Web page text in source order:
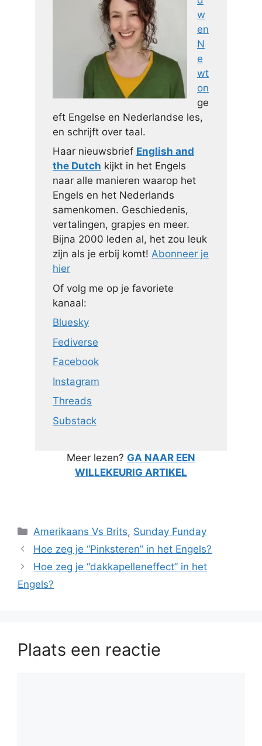
w
en
N
e
wt
on
ge
eft Engelse en Nederlandse les,
en schrijft over taal.
Haar nieuwsbrief English and
the Dutch kijkt in het Engels
naar alle manieren waarop het
Engels en het Nederlands
samenkomen. Geschiedenis,
vertalingen, grapjes en meer.
Bijna 2000 leden al, het zou leuk
zijn als je erbij komt! Abonneer je
hier
Of volg me op je favoriete
kanaal:
Bluesky
Fediverse
Facebook
Instagram
Threads
Substack
Meer lezen? GA NAAR EEN
WILLEKEURIG ARTIKEL
Categorieën
Amerikaans Vs Brits, Sunday Funday
Hoe zeg je “Pinksteren” in het Engels?
Hoe zeg je “dakkapelleneffect” in het
Engels?
Plaats een reactie